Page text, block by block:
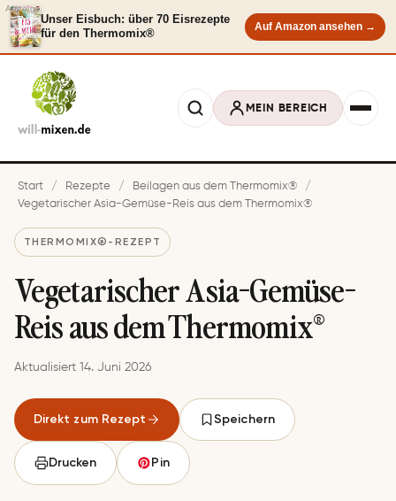
Anzeige
Unser Eisbuch: über 70 Eisrezepte
für den Thermomix®
Auf Amazon ansehen →
MEIN BEREICH
Start / Rezepte / Beilagen aus dem Thermomix®
/
Vegetarischer Asia-Gemüse-Reis aus dem Thermomix®
THERMOMIX®-REZEPT
Vegetarischer Asia-Gemüse-
Reis aus dem Thermomix®
Aktualisiert 14. Juni 2026
Direkt zum Rezept Speichern
Drucken Pin